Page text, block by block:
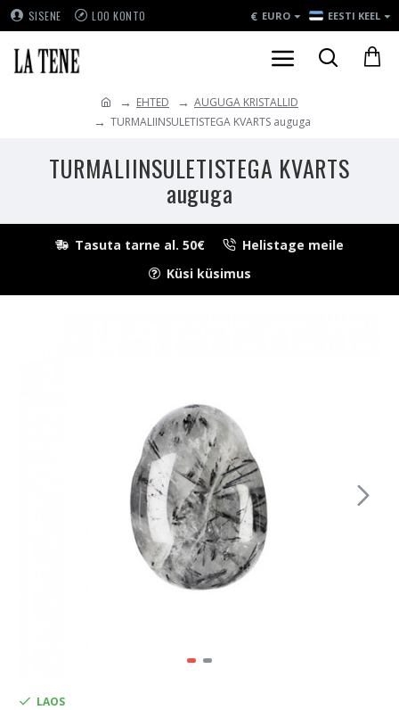
SISENE LOO KONTO € EURO EESTI KEEL
EHTED
AUGUGA KRISTALLID
TURMALIINSULETISTEGA KVARTS auguga
TURMALIINSULETISTEGA KVARTS
auguga
Tasuta tarne al. 50€
Helistage meile
Küsi küsimus
LAOS